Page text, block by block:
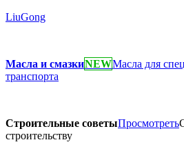
LiuGong
Масла и смазкиNEWМасла для
транспорта
Строительные советыПросмотреть
строительству